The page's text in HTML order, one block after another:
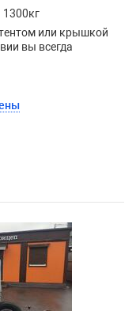
или крышкой
вы всегда